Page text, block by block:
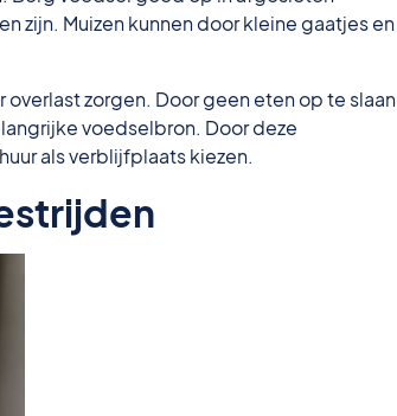
zijn. Muizen kunnen door kleine gaatjes en
overlast zorgen. Door geen eten op te slaan
voedselbron. Door deze
als verblijfplaats kiezen.